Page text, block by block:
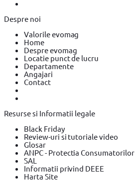
Despre noi
Valorile evomag
Home
Despre evomag
Locatie punct de lucru
Departamente
Angajari
Contact
Resurse si Informatii legale
Black Friday
Review-uri si tutoriale video
Glosar
ANPC - Protectia Consumatorilor
SAL
Informatii privind DEEE
Harta Site